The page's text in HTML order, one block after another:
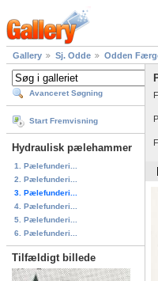
Gallery Sj. Odde Odden
Avanceret Søgning
Start Fremvisning
Hydraulisk pælehammer
1. Pælefunderi...
2. Pælefunderi...
3. Pælefunderi...
4. Pælefunderi...
5. Pælefunderi...
6. Pælefunderi...
Tilfældigt billede